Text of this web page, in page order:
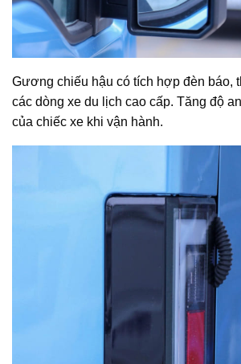
Gương chiếu hậu có tích hợp đèn báo,
các dòng xe du lịch cao cấp. Tăng độ
của chiếc xe khi vận hành.